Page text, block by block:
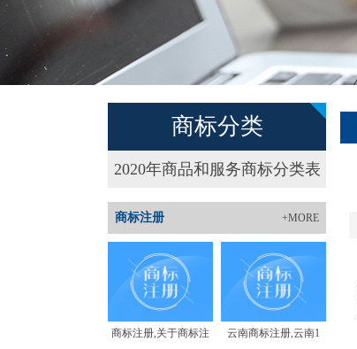
商标分类
2020年商品和服务商标分类表
+MORE
商标注册
商标注册,关于商标注 云南商标注册,云南1